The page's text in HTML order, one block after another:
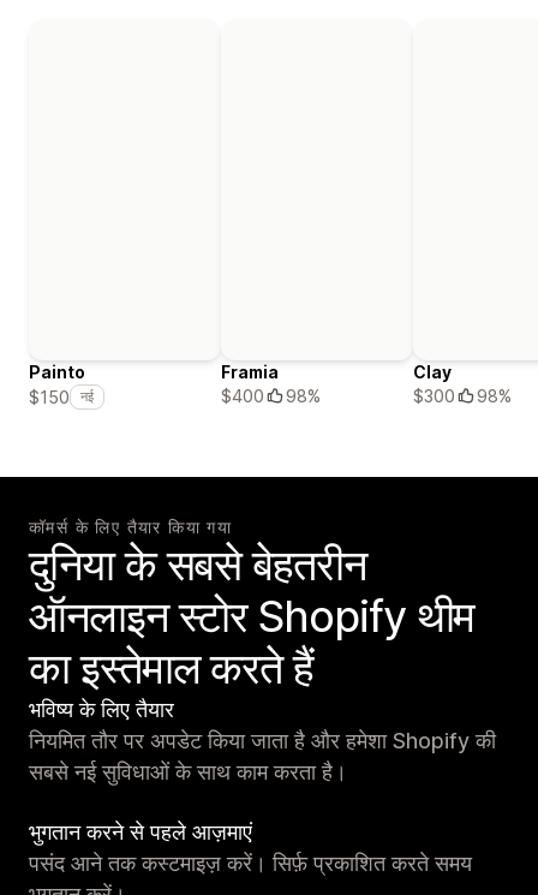
Painto
$150
नई
Framia
$400
98%
Clay
$300
98%
कॉमर्स के लिए तैयार किया गया
दुनिया के सबसे बेहतरीन
ऑनलाइन स्टोर Shopify थीम
का इस्तेमाल करते हैं
भविष्य के लिए तैयार
नियमित तौर पर अपडेट किया जाता है और हमेशा Shopify की
सबसे नई सुविधाओं के साथ काम करता है।
भुगतान करने से पहले आज़माएं
पसंद आने तक कस्टमाइज़ करें। सिर्फ़ प्रकाशित करते समय